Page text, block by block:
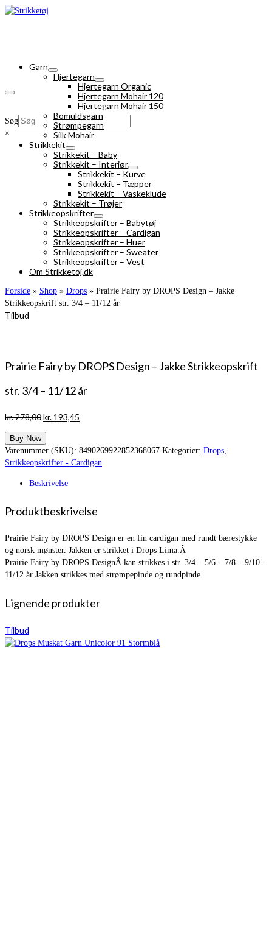
Søg
×
Garn
Hjertegarn
Hjertegarn Organic
Hjertegarn Mohair 120
Hjertegarn Mohair 150
Bomuldsgarn
Strømpegarn
Silk Mohair
Strikkekit
Strikkekit – Baby
Strikkekit – Interiør
Strikkekit – Kurve
Strikkekit – Tæpper
Strikkekit – Vaskeklude
Strikkekit – Trøjer
Strikkeopskrifter
Strikkeopskrifter – Babytøj
Strikkeopskrifter – Cardigan
Strikkeopskrifter – Huer
Strikkeopskrifter – Sweater
Strikkeopskrifter – Vest
Om Strikketoj.dk
Forside » Shop » Drops » Prairie Fairy by DROPS Design – Jakke
Strikkeopskrift str. 3/4 – 11/12 år
Tilbud
Prairie Fairy by DROPS Design – Jakke Strikkeopskrift
str. 3/4 – 11/12 år
kr.278,00Den
pris
var:
kr. 278,00.
kr. 193,45
er:
kr. 193,45.
Buy Now
Varenummer (SKU): 8490269922852368067 Kategorier: Drops,
Strikkeopskrifter - Cardigan
Beskrivelse
Produktbeskrivelse
Prairie Fairy by DROPS Design er en fin cardigan med rundt bærestykke
og norsk mønster. Jakken er strikket i Drops Lima.Â
Prairie Fairy by DROPS DesignÂ kan strikkes i str. 3/4 – 5/6 – 7/8 – 9/10 –
11/12 år Jakken strikkes med strømpepinde og rundpinde
Lignende produkter
Tilbud